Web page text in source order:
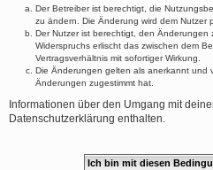
Der Betreiber ist berechtigt, die
zu ändern. Die Änderung wird dem Nutzer
Der Nutzer ist berechtigt, den Änderungen
Widerspruchs erlischt das zwischen dem
Vertragsverhältnis mit sofortiger Wirkung.
Die Änderungen gelten als anerkannt und
Änderungen zugestimmt hat.
Informationen über den Umgang mit
Datenschutzerklärung enthalten.